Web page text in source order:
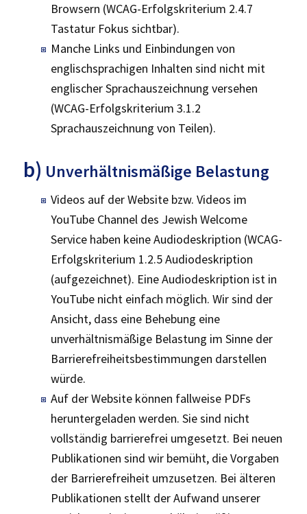
Browsern (WCAG-Erfolgskriterium 2.4.7
Tastatur Fokus sichtbar).
Manche Links und Einbindungen von
englischsprachigen Inhalten sind nicht mit
englischer Sprachauszeichnung versehen
(WCAG-Erfolgskriterium 3.1.2
Sprachauszeichnung von Teilen).
b) Unverhältnismäßige Belastung
Videos auf der Website bzw. Videos im
YouTube Channel des Jewish Welcome
Service haben keine Audiodeskription (WCAG-
Erfolgskriterium 1.2.5 Audiodeskription
(aufgezeichnet). Eine Audiodeskription ist in
YouTube nicht einfach möglich. Wir sind der
Ansicht, dass eine Behebung eine
unverhältnismäßige Belastung im Sinne der
Barrierefreiheitsbestimmungen darstellen
würde.
Auf der Website können fallweise PDFs
heruntergeladen werden. Sie sind nicht
vollständig barrierefrei umgesetzt. Bei neuen
Publikationen sind wir bemüht, die Vorgaben
der Barrierefreiheit umzusetzen. Bei älteren
Publikationen stellt der Aufwand unserer